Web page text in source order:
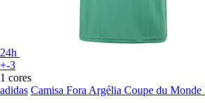
24h
+-3
1 cores
adidas Camisa Fora Argélia Coupe du Monde